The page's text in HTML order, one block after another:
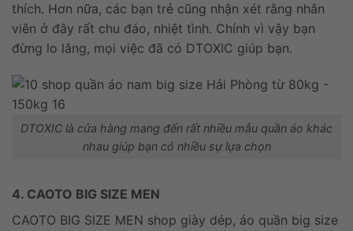
thích. Hơn nữa, các bạn trẻ cũng nhận xét rằng nhân
viên ở đây rất chu đáo, nhiệt tình. Chính vì vậy bạn
đừng lo lắng, mọi việc đã có DTOXIC giúp bạn.
DTOXIC là cửa hàng mang đến rất nhiều mẫu quần áo khác
nhau giúp bạn có nhiều sự lựa chọn
4. CAOTO BIG SIZE MEN
CAOTO BIG SIZE MEN shop giày dép, áo quần big size